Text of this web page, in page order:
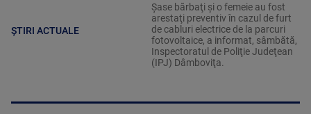
ȘTIRI ACTUALE
Şase bărbaţi şi o femeie au fost
arestaţi preventiv în cazul de furt
de cabluri electrice de la parcuri
fotovoltaice, a informat, sâmbătă,
Inspectoratul de Poliţie Judeţean
(IPJ) Dâmboviţa.